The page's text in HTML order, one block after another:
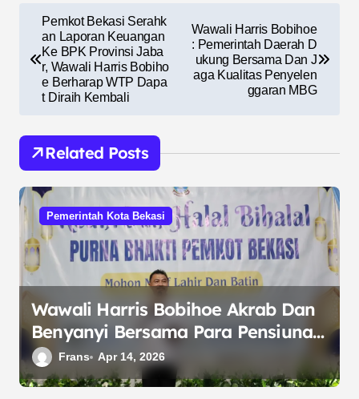
a
s
i
p
o
s
Pemkot Bekasi Serahk
an Laporan Keuangan
Ke BPK Provinsi Jaba
r, Wawali Harris Bobiho
e Berharap WTP Dapa
t Diraih Kembali
Wawali Harris Bobihoe
: Pemerintah Daerah D
ukung Bersama Dan J
aga Kualitas Penyelen
ggaran MBG
Related Posts
Pemerintah Kota Bekasi
Wawali Harris Bobihoe Akrab Dan
Benyanyi Bersama Para Pensiunan
Pemkot Bekasi
Frans Apr 14, 2026